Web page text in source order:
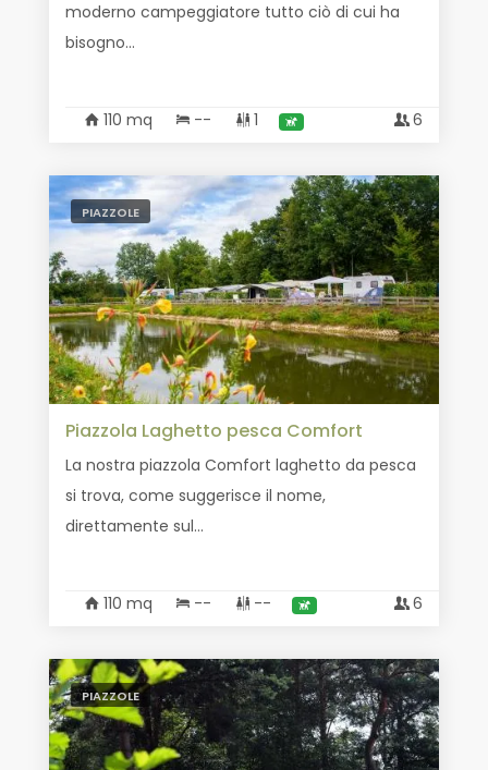
moderno campeggiatore tutto ciò di cui ha
bisogno...
110 mq -- 1 6
PIAZZOLE
Piazzola Laghetto pesca Comfort
La nostra piazzola Comfort laghetto da pesca
si trova, come suggerisce il nome,
direttamente sul...
110 mq -- -- 6
PIAZZOLE